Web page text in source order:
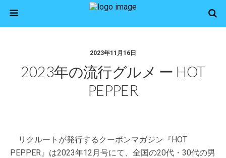
2023年11月16日
2023年の流行グルメ ー HOT
PEPPER
リクルートが発行するクーポンマガジン『HOT
PEPPER』は2023年12月号にて、全国の20代・30代の男